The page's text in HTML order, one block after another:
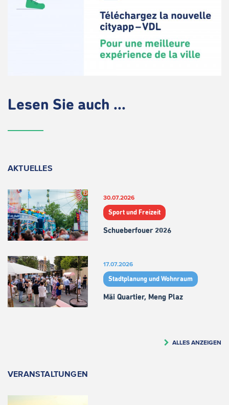
Lesen Sie auch ...
AKTUELLES
30.07.2026
Sport und Freizeit
Schueberfouer 2026
17.07.2026
Stadtplanung und Wohnraum
Mäi Quartier, Meng Plaz
ALLES ANZEIGEN
VERANSTALTUNGEN